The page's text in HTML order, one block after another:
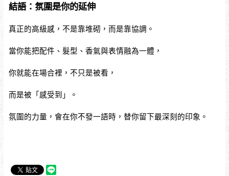
結語：氛圍是你的延伸
真正的高級感，不是靠堆砌，而是靠協調。
當你能把配件、髮型、香氣與表情融為一體，
你就能在場合裡，不只是被看，
而是被「感受到」。
氛圍的力量，會在你不發一語時，替你留下最深刻的印象。